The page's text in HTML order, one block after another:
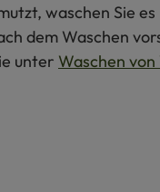
waschen Sie
dem Waschen
unter Waschen